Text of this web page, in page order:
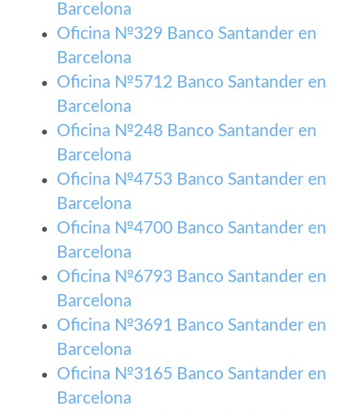
Barcelona
Oficina №329 Banco Santander en
Barcelona
Oficina №5712 Banco Santander en
Barcelona
Oficina №248 Banco Santander en
Barcelona
Oficina №4753 Banco Santander en
Barcelona
Oficina №4700 Banco Santander en
Barcelona
Oficina №6793 Banco Santander en
Barcelona
Oficina №3691 Banco Santander en
Barcelona
Oficina №3165 Banco Santander en
Barcelona